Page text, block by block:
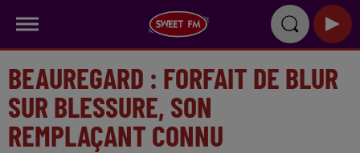
BEAUREGARD : FORFAIT DE BLUR
SUR BLESSURE, SON
REMPLAÇANT CONNU